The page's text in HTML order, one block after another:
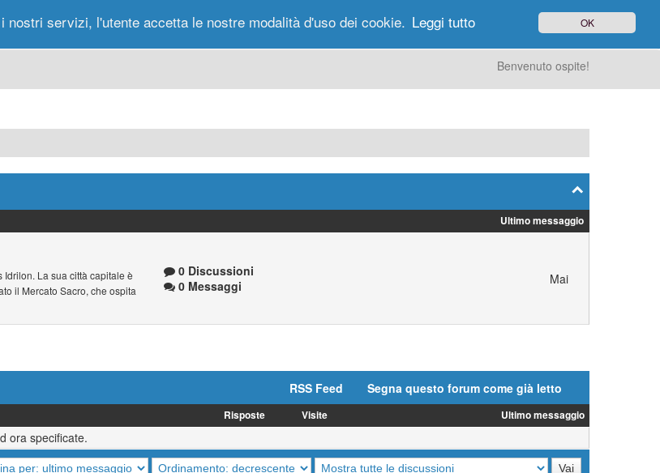
Forum Nuovi Messaggi Messaggi di Oggi Ricerca Utenti
Benvenuto ospite!
Ultimo messaggio
La sua città capitale è
il Mercato Sacro, che ospita
0 Discussioni
0 Messaggi
Mai
RSS Feed Segna questo forum come già letto
Risposte Visite Ultimo messaggio
ora specificate.
servizi, l'utente accetta le nostre modalità d'uso dei cookie. Leggi tutto OK